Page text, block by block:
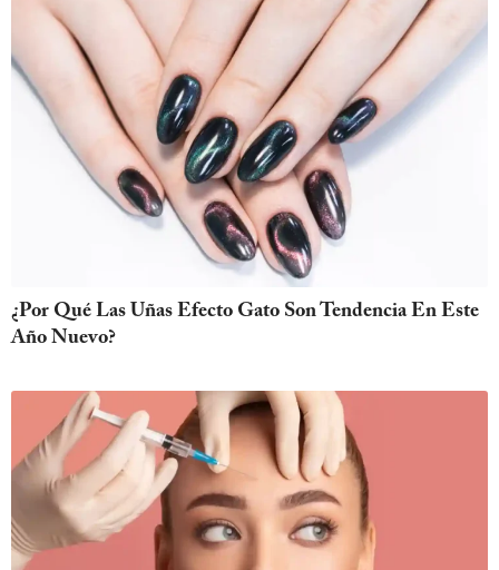
¿Por Qué Las Uñas Efecto Gato Son Tendencia En Este
Año Nuevo?